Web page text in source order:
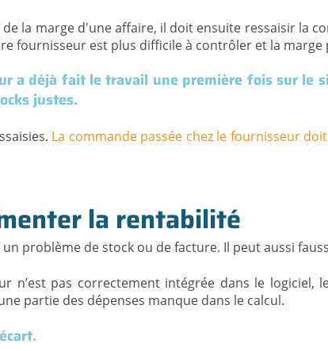
la marge d'une affaire, il doit ensuite ressaisir la
fournisseur est plus difficile à contrôler et la marge
a déjà fait le travail une première fois sur
justes.
La commande passée chez le fournisseur
la rentabilité
problème de stock ou de facture. Il peut aussi
n’est pas correctement intégrée dans le
partie des dépenses manque dans le calcul.